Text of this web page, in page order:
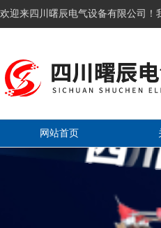
欢迎来四川曙辰电气设备有限公司！
网站首页